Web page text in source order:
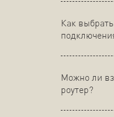
Как
Можно ли
роутер?